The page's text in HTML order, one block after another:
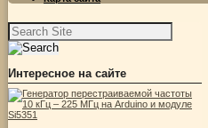
Найти:
Интересное на сайте